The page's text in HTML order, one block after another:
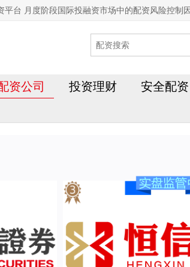
平台 月度阶段国际投融资市场中的配资风险控制
资公司 投资理财
安全配资